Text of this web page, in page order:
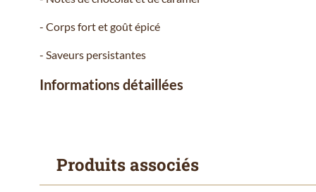
- Corps fort et goût épicé
- Saveurs persistantes
Informations détaillées
Produits associés